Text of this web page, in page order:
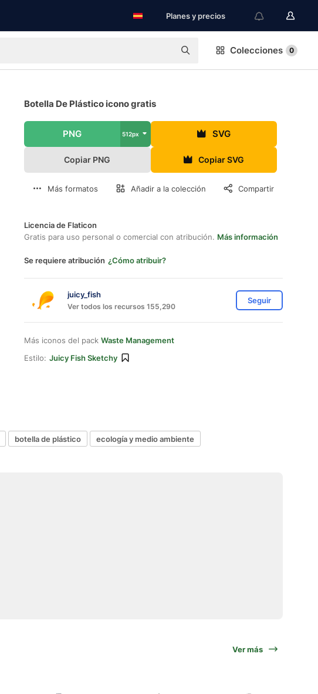
Planes y precios
Colecciones 0
Botella De Plástico icono gratis
PNG 512px SVG
Copiar PNG Copiar SVG
Más formatos Añadir a la colección Compartir
Licencia de Flaticon
Gratis para uso personal o comercial con atribución. Más información
Se requiere atribución ¿Cómo atribuir?
juicy_fish
Ver todos los recursos 155,290
Seguir
Más iconos del pack Waste Management
Estilo: Juicy Fish Sketchy
botella de plástico ecología y medio ambiente
Ver más